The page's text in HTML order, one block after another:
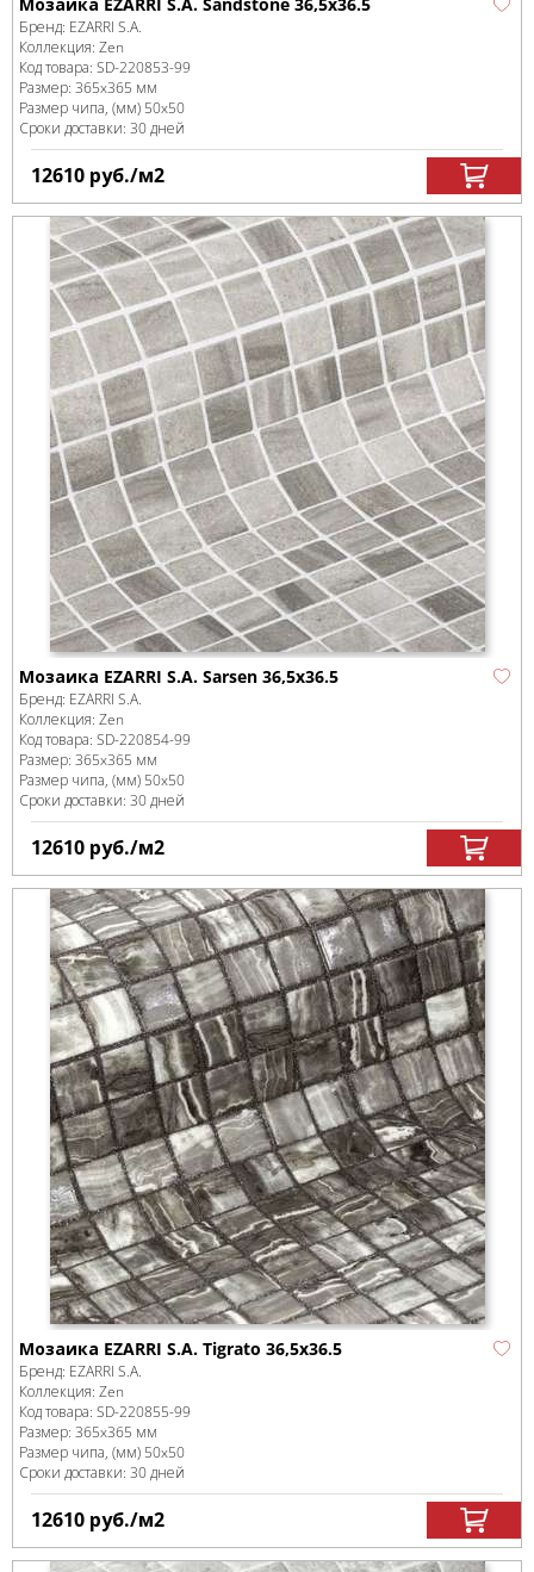
Бренд: EZARRI S.A.
Коллекция: Zen
Код товара: SD-220853-99
Размер: 365x365 мм
Размер чипа, (мм) 50x50
Сроки доставки: 30 дней
12610 руб./м2
Мозаика EZARRI S.A. Sarsen 36,5x36.5
Бренд: EZARRI S.A.
Коллекция: Zen
Код товара: SD-220854-99
Размер: 365x365 мм
Размер чипа, (мм) 50x50
Сроки доставки: 30 дней
12610 руб./м2
Мозаика EZARRI S.A. Tigrato 36,5x36.5
Бренд: EZARRI S.A.
Коллекция: Zen
Код товара: SD-220855-99
Размер: 365x365 мм
Размер чипа, (мм) 50x50
Сроки доставки: 30 дней
12610 руб./м2